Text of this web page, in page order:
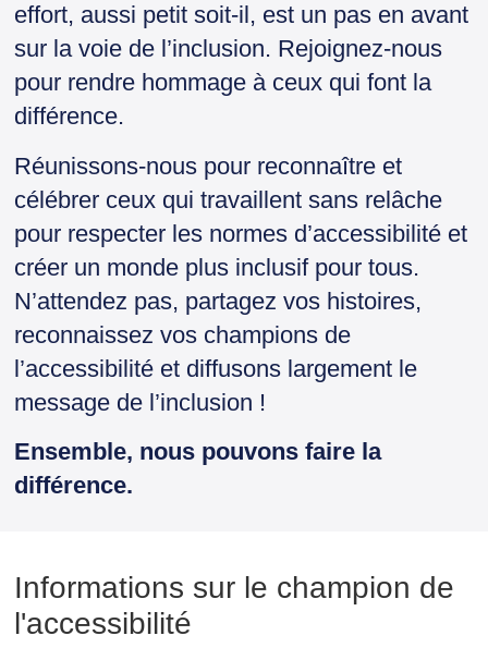
effort, aussi petit soit-il, est un pas en avant
sur la voie de l’inclusion. Rejoignez-nous
pour rendre hommage à ceux qui font la
différence.
Réunissons-nous pour reconnaître et
célébrer ceux qui travaillent sans relâche
pour respecter les normes d’accessibilité et
créer un monde plus inclusif pour tous.
N’attendez pas, partagez vos histoires,
reconnaissez vos champions de
l’accessibilité et diffusons largement le
message de l’inclusion !
Ensemble, nous pouvons faire la
différence.
Informations sur le champion de
l'accessibilité